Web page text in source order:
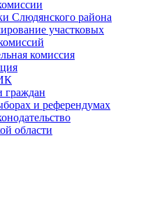
Слюдянского района
участковых
комиссия
граждан
и референдумах
области